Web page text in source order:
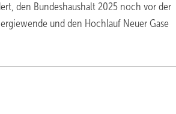
den Bundeshaushalt 2025 noch vor der
und den Hochlauf Neuer Gase